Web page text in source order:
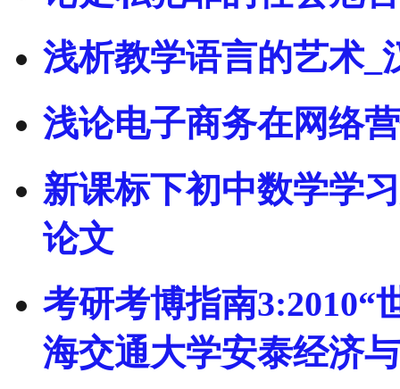
浅析教学语言的艺术_
浅论电子商务在网络
新课标下初中数学学
论文
考研考博指南3:2010“
海交通大学安泰经济